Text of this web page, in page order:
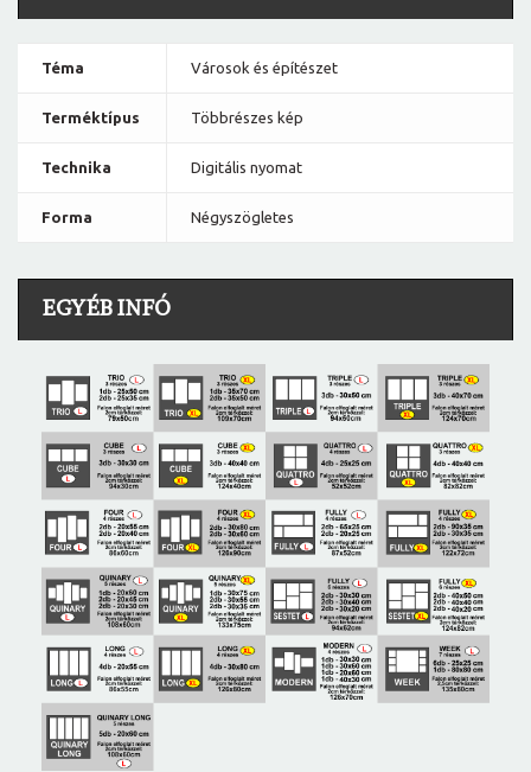
Téma Városok és építészet
Terméktípus Többrészes kép
Technika Digitális nyomat
Forma Négyszögletes
EGYÉB INFÓ